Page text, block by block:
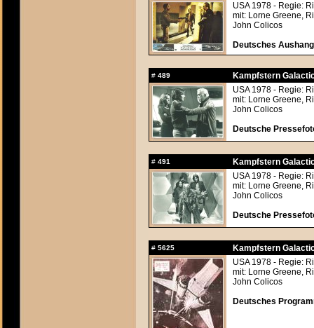
USA 1978 - Regie:
mit: Lorne Greene,
John Colicos
Deutsches
# 489
Kampfstern
USA 1978 - Regie:
mit: Lorne Greene,
John Colicos
Deutsche
# 491
Kampfstern
USA 1978 - Regie:
mit: Lorne Greene,
John Colicos
Deutsche
# 5625
Kampfstern
USA 1978 - Regie:
mit: Lorne Greene,
John Colicos
Deutsches